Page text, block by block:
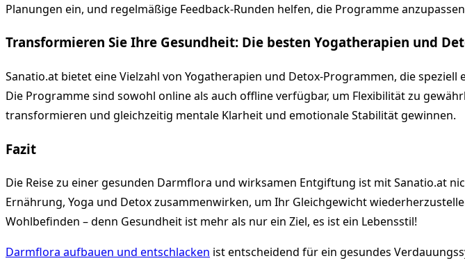
Planungen ein, und regelmäßige Feedback-Runden helfen, die Programme
Transformieren Sie Ihre Gesundheit: Die besten Yogatherapien und
Sanatio.at bietet eine Vielzahl von Yogatherapien und Detox-Programmen, die
Die Programme sind sowohl online als auch offline verfügbar, um Flexibilität zu
transformieren und gleichzeitig mentale Klarheit und emotionale Stabilität gewinnen.
Fazit
Die Reise zu einer gesunden Darmflora und wirksamen Entgiftung ist mit Sanatio.at
Ernährung, Yoga und Detox zusammenwirken, um Ihr Gleichgewicht
Wohlbefinden – denn Gesundheit ist mehr als nur ein Ziel, es ist ein Lebensstil!
Darmflora aufbauen und entschlacken ist entscheidend für ein gesundes